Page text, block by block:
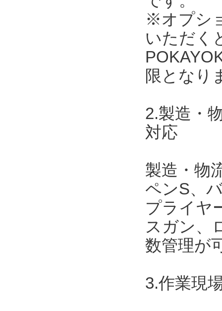
※オプシ
いただく
限となり
2.製造・
対応
製造・物
ペンS、
プライヤ
スガン、
数管理が
3.作業現